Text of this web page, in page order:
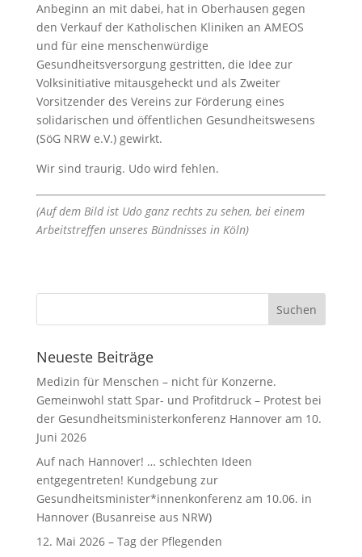
Anbeginn an mit dabei, hat in Oberhausen gegen
den Verkauf der Katholischen Kliniken an AMEOS
und für eine menschenwürdige
Gesundheitsversorgung gestritten, die Idee zur
Volksinitiative mitausgeheckt und als Zweiter
Vorsitzender des Vereins zur Förderung eines
solidarischen und öffentlichen Gesundheitswesens
(SöG NRW e.V.) gewirkt.
Wir sind traurig. Udo wird fehlen.
(Auf dem Bild ist Udo ganz rechts zu sehen, bei einem
Arbeitstreffen unseres Bündnisses in Köln)
Neueste Beiträge
Medizin für Menschen – nicht für Konzerne.
Gemeinwohl statt Spar- und Profitdruck – Protest bei
der Gesundheitsministerkonferenz Hannover am 10.
Juni 2026
Auf nach Hannover! … schlechten Ideen
entgegentreten! Kundgebung zur
Gesundheitsminister*innenkonferenz am 10.06. in
Hannover (Busanreise aus NRW)
12. Mai 2026 – Tag der Pflegenden